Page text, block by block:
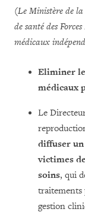
(Le Ministère de
de santé des
médicaux
Eliminer
médicaux
Le
diffuser
victimes
soins, qui
traitements
gestion